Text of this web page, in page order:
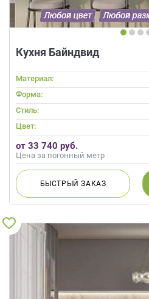
Кухня Байндвид
Материал:
Форма:
Стиль:
Цвет:
от 33 740 руб.
Цена за погонный метр
БЫСТРЫЙЗАКАЗ